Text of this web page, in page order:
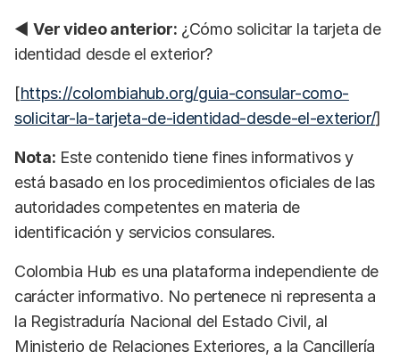
◀Ver video anterior: ¿Cómo solicitar la tarjeta de
identidad desde el exterior?
[https://colombiahub.org/guia-consular-como-
solicitar-la-tarjeta-de-identidad-desde-el-exterior/]
Nota: Este contenido tiene fines informativos y
está basado en los procedimientos oficiales de las
autoridades competentes en materia de
identificación y servicios consulares.
Colombia Hub es una plataforma independiente de
carácter informativo. No pertenece ni representa a
la Registraduría Nacional del Estado Civil, al
Ministerio de Relaciones Exteriores, a la Cancillería